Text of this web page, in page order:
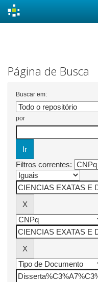
Página de Busca
Buscar em:
por
Filtros correntes: